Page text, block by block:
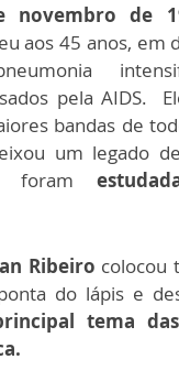
novembro de
aos 45 anos, em
pela AIDS.
bandas de
um legado
foram
Ribeiro colocou
do lápis e
tema